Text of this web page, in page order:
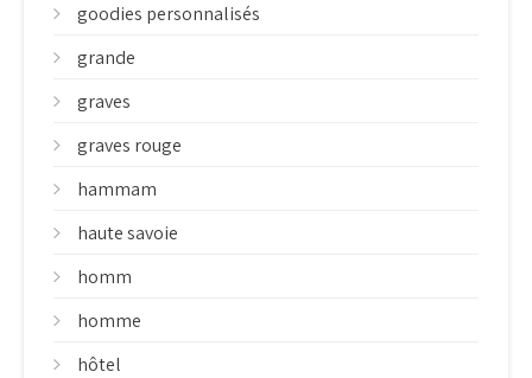
goodies personnalisés
grande
graves
graves rouge
hammam
haute savoie
homm
homme
hôtel